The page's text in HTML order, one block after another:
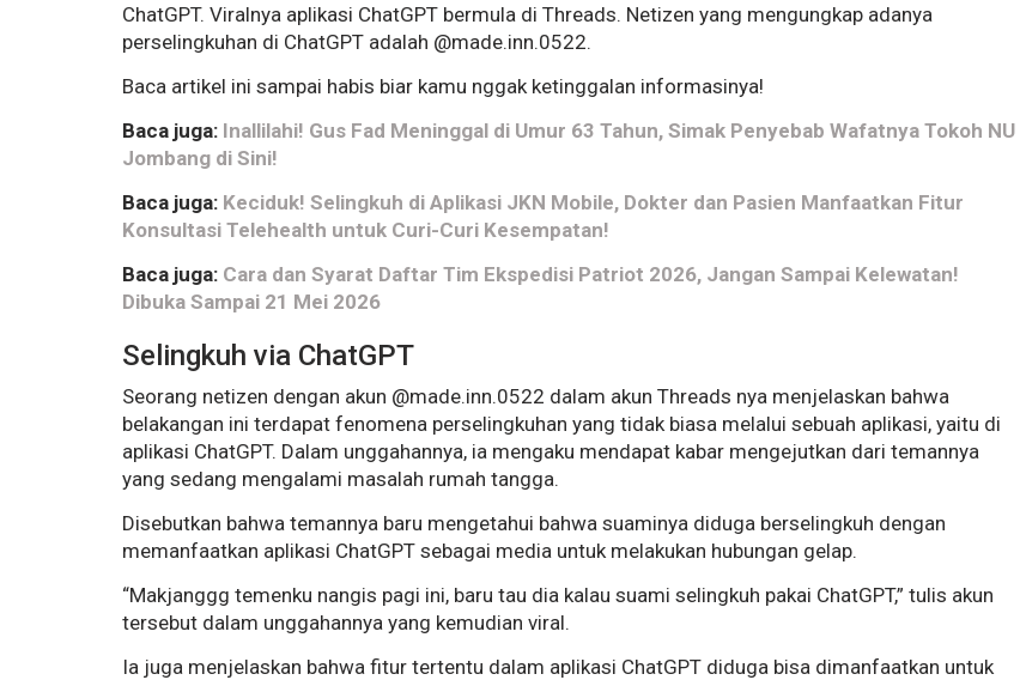
ChatGPT. Viralnya aplikasi ChatGPT bermula di Threads. Netizen yang mengungkap adanya
perselingkuhan di ChatGPT adalah @made.inn.0522.
Baca artikel ini sampai habis biar kamu nggak ketinggalan informasinya!
Baca juga: Inallilahi! Gus Fad Meninggal di Umur 63 Tahun, Simak Penyebab Wafatnya Tokoh NU
Jombang di Sini!
Baca juga: Keciduk! Selingkuh di Aplikasi JKN Mobile, Dokter dan Pasien Manfaatkan Fitur
Konsultasi Telehealth untuk Curi-Curi Kesempatan!
Baca juga: Cara dan Syarat Daftar Tim Ekspedisi Patriot 2026, Jangan Sampai Kelewatan!
Dibuka Sampai 21 Mei 2026
Selingkuh via ChatGPT
Seorang netizen dengan akun @made.inn.0522 dalam akun Threads nya menjelaskan bahwa
belakangan ini terdapat fenomena perselingkuhan yang tidak biasa melalui sebuah aplikasi, yaitu di
aplikasi ChatGPT. Dalam unggahannya, ia mengaku mendapat kabar mengejutkan dari temannya
yang sedang mengalami masalah rumah tangga.
Disebutkan bahwa temannya baru mengetahui bahwa suaminya diduga berselingkuh dengan
memanfaatkan aplikasi ChatGPT sebagai media untuk melakukan hubungan gelap.
“Makjanggg temenku nangis pagi ini, baru tau dia kalau suami selingkuh pakai ChatGPT,” tulis akun
tersebut dalam unggahannya yang kemudian viral.
Ia juga menjelaskan bahwa fitur tertentu dalam aplikasi ChatGPT diduga bisa dimanfaatkan untuk